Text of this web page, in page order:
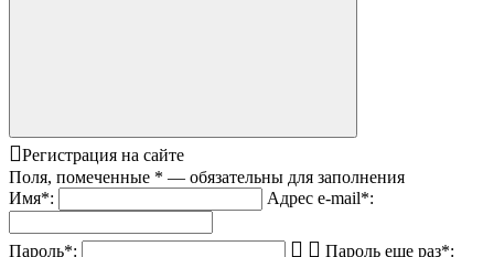
Регистрация на сайте
Поля, помеченные * — обязательны для заполнения
Имя*: Адрес e-mail*:
Пароль*: Пароль еще раз*: